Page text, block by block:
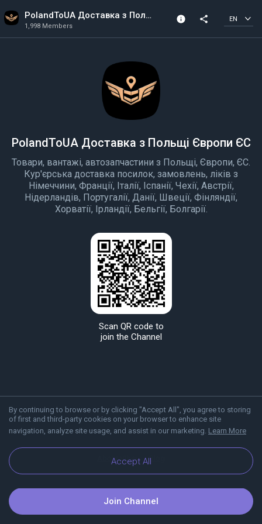
PolandToUA Доставка з Польщі Європи ЄС
1,998 Members
info share EN
By continuing to browse or by clicking "Accept All", you agree to storing
of first and third-party cookies on your browser to enhance site
navigation, analyze site usage, and assist in our marketing. Learn More
Accept All
PolandToUA Доставка з Польщі Європи ЄС
Товари, вантажі, автозапчастини з Польщі, Європи, ЄС.
Кур'єрська доставка посилок, замовлень, ліків з
Німеччини, Франції, Італії, Іспанії, Чехії, Австрії,
Нідерландів, Португалії, Данії, Швеції, Фінляндії,
Хорватії, Ірландії, Бельгії, Болгарії.
Scan QR code to
join the Channel
About Viber Blog
Join Channel